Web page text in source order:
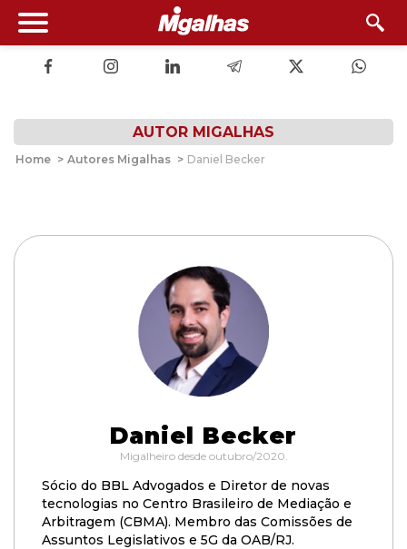
AUTOR MIGALHAS
Home > Autores Migalhas > Daniel Becker
Daniel Becker
Migalheiro desde outubro/2020.
Sócio do BBL Advogados e Diretor de novas
tecnologias no Centro Brasileiro de Mediação e
Arbitragem (CBMA). Membro das Comissões de
Assuntos Legislativos e 5G da OAB/RJ.